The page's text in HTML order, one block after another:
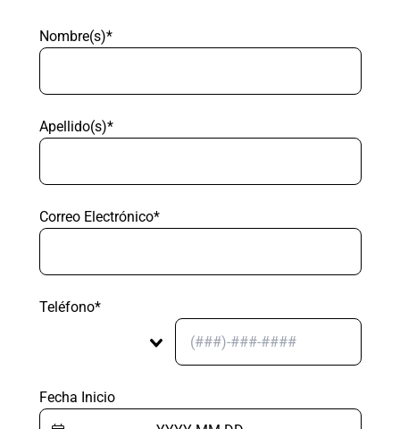
Nombre(s)*
Apellido(s)*
Correo Electrónico*
Teléfono*
Fecha Inicio